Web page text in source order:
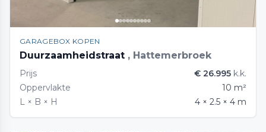
GARAGEBOX KOPEN
Duurzaamheidstraat , Hattemerbroek
Prijs € 26.995 k.k.
Oppervlakte
10 m²
L × B × H
4 × 2.5 × 4 m